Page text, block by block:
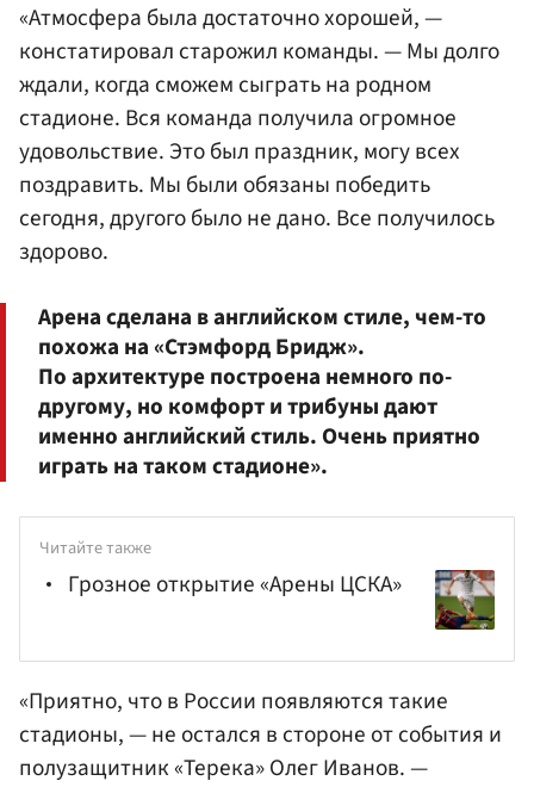
«Атмосфера была достаточно хорошей, —
констатировал старожил команды. — Мы долго
ждали, когда сможем сыграть на родном
стадионе. Вся команда получила огромное
удовольствие. Это был праздник, могу всех
поздравить. Мы были обязаны победить
сегодня, другого было не дано. Все получилось
здорово.
Арена сделана в английском стиле, чем-то
похожа на «Стэмфорд Бридж».
По архитектуре построена немного по-
другому, но комфорт и трибуны дают
именно английский стиль. Очень приятно
играть на таком стадионе».
Читайте также
Грозное открытие «Арены ЦСКА»
«Приятно, что в России появляются такие
стадионы, — не остался в стороне от события и
полузащитник «Терека»Олег Иванов. —